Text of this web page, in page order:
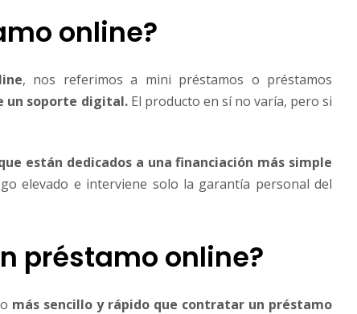
online?
, nos referimos a mini préstamos o préstamos
un soporte digital.El producto en sí no varía, pero si
están dedicados a una financiación más simple
elevado e interviene solo la garantía personal del
préstamo online?
más sencillo y rápido que contratar un préstamo